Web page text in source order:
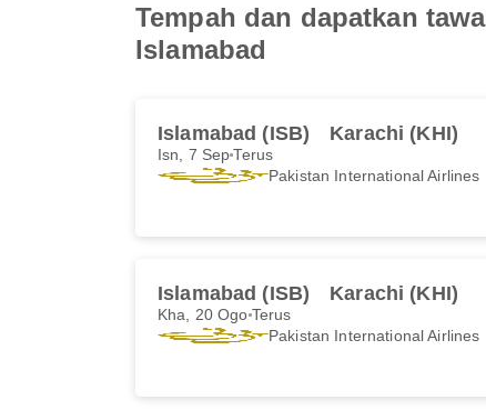
Tempah dan dapatkan
Islamabad
Islamabad (ISB) Karachi (KHI)
Isn, 7 SepTerus
Pakistan International Airlines
Islamabad (ISB) Karachi (KHI)
Kha, 20 Ogo Terus
Pakistan International Airlines